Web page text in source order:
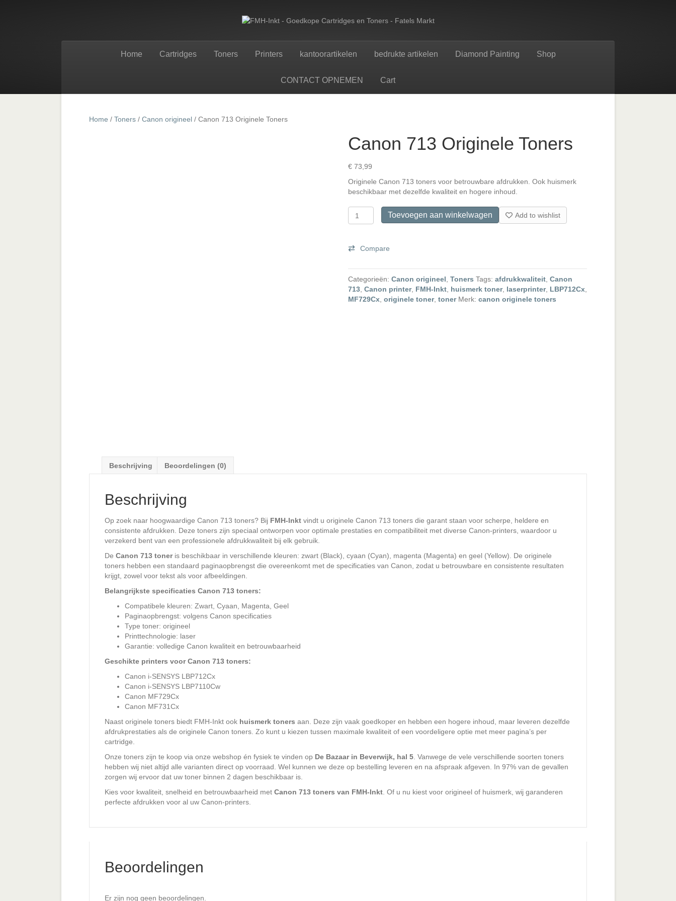
Home Cartridges Toners Printers kantoorartikelen bedrukte artikelen Diamond Painting Shop
CONTACT OPNEMEN Cart
Home / Toners / Canon origineel / Canon 713 Originele Toners
Canon 713 Originele Toners
€73,99
Originele Canon 713 toners voor betrouwbare afdrukken. Ook huismerk
beschikbaar met dezelfde kwaliteit en hogere inhoud.
Canon
713
aantal
Toevoegen aan winkelwagen Add to wishlist
Compare
Categorieën: Canon origineel, Toners Tags: afdrukkwaliteit, Canon
713, Canon printer, FMH-Inkt, huismerk toner, laserprinter, LBP712Cx,
MF729Cx, originele toner, toner Merk: canon originele toners
Beschrijving Beoordelingen (0)
Beschrijving
Op zoek naar hoogwaardige Canon 713 toners? Bij FMH-Inkt vindt u originele Canon 713 toners die garant staan voor scherpe, heldere en
consistente afdrukken. Deze toners zijn speciaal ontworpen voor optimale prestaties en compatibiliteit met diverse Canon-printers, waardoor u
verzekerd bent van een professionele afdrukkwaliteit bij elk gebruik.
De Canon 713 toneris beschikbaar in verschillende kleuren: zwart (Black), cyaan (Cyan), magenta (Magenta) en geel (Yellow). De originele
toners hebben een standaard paginaopbrengst die overeenkomt met de specificaties van Canon, zodat u betrouwbare en consistente resultaten
krijgt, zowel voor tekst als voor afbeeldingen.
Belangrijkste specificaties Canon 713 toners:
Compatibele kleuren: Zwart, Cyaan, Magenta, Geel
Paginaopbrengst: volgens Canon specificaties
Type toner: origineel
Printtechnologie: laser
Garantie: volledige Canon kwaliteit en betrouwbaarheid
Geschikte printers voor Canon 713 toners:
Canon i-SENSYS LBP712Cx
Canon i-SENSYS LBP7110Cw
Canon MF729Cx
Canon MF731Cx
Naast originele toners biedt FMH-Inkt ook huismerk toners aan. Deze zijn vaak goedkoper en hebben een hogere inhoud, maar leveren dezelfde
afdrukprestaties als de originele Canon toners. Zo kunt u kiezen tussen maximale kwaliteit of een voordeligere optie met meer pagina’s per
cartridge.
Onze toners zijn te koop via onze webshop én fysiek te vinden op De Bazaar in Beverwijk, hal 5. Vanwege de vele verschillende soorten toners
hebben wij niet altijd alle varianten direct op voorraad. Wel kunnen we deze op bestelling leveren en na afspraak afgeven. In 97% van de gevallen
zorgen wij ervoor dat uw toner binnen 2 dagen beschikbaar is.
Kies voor kwaliteit, snelheid en betrouwbaarheid met Canon 713 toners van FMH-Inkt. Of u nu kiest voor origineel of huismerk, wij garanderen
perfecte afdrukken voor al uw Canon-printers.
Beoordelingen
Er zijn nog geen beoordelingen.